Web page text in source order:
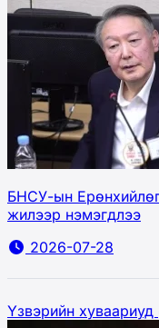
БНСУ-ын
жилээр нэмэгдлээ
2026-07-28
Үзвэрийн хуваариуд